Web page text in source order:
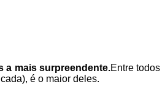
a mais surpreendente.Entre todos
é o maior deles.